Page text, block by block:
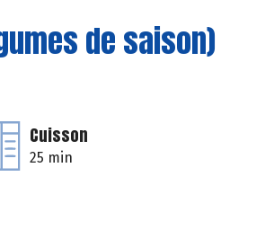
de saison)
Cuisson
25 min